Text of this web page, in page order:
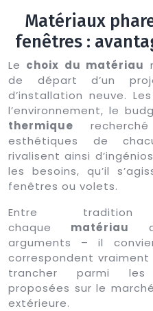
Matériaux
fenêtres :
Le choix du matériau
de départ d’un
d’installation neuve.
l’environnement, le
thermique
esthétiques de
rivalisent ainsi
les besoins, qu’il
fenêtres ou volets.
Entre
chaque matériau
arguments – il
correspondent
trancher parmi les
proposées sur le
extérieure.